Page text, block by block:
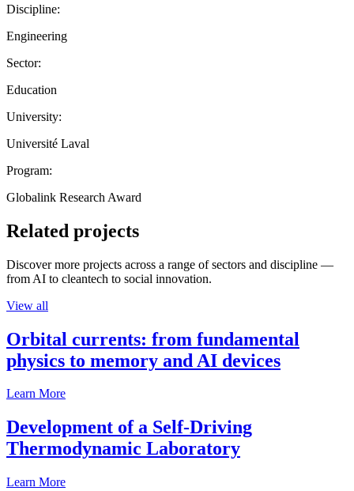
Discipline:
Engineering
Sector:
Education
University:
Université Laval
Program:
Globalink Research Award
Related projects
Discover more projects across a range of sectors and discipline —
from AI to cleantech to social innovation.
View all
Orbital currents: from fundamental
physics to memory and AI devices
Learn More
Development of a Self-Driving
Thermodynamic Laboratory
Learn More